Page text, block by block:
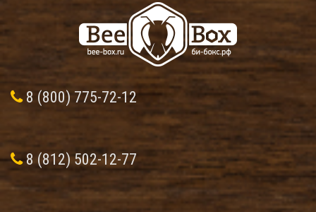
8 (800) 775-72-12
8 (812) 502-12-77